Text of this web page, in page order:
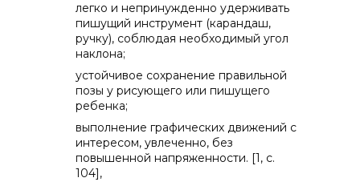
легко и непринужденно удерживать
пишущий инструмент (карандаш,
ручку), соблюдая необходимый угол
наклона;
устойчивое сохранение правильной
позы у рисующего или пишущего
ребенка;
выполнение графических движений с
интересом, увлеченно, без
повышенной напряженности. [1, с.
104],